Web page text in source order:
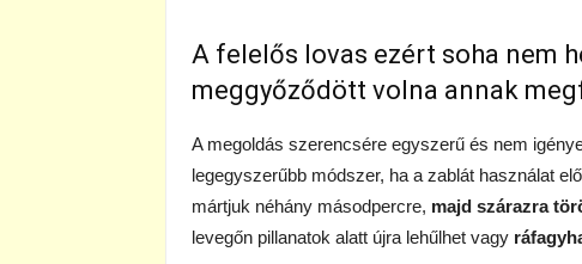
A felelős lovas ezért soha nem
meggyőződött volna annak
A megoldás szerencsére egyszerű és nem
legegyszerűbb módszer, ha a zablát használat
mártjuk néhány másodpercre, majd szárazra
levegőn pillanatok alatt újra lehűlhet vagy